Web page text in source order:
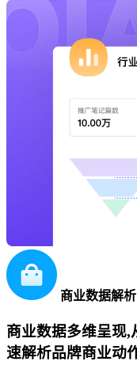
商业数据解析
商业数据多维呈现,
速解析品牌商业动